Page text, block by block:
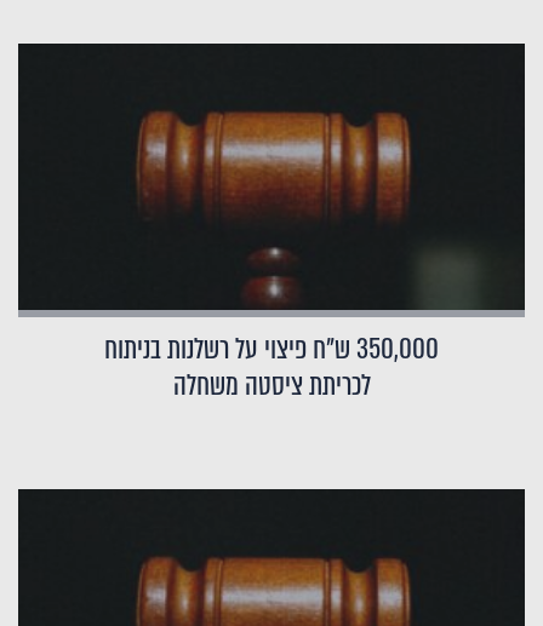
350,000 ש"ח פיצוי על רשלנות בניתוח
לכריתת ציסטה משחלה